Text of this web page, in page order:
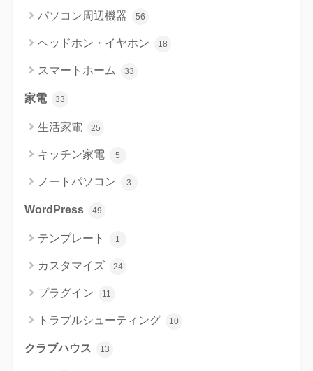
パソコン周辺機器 56
ヘッドホン・イヤホン 18
スマートホーム 33
家電 33
生活家電 25
キッチン家電 5
ノートパソコン 3
WordPress 49
テンプレート 1
カスタマイズ 24
プラグイン 11
トラブルシューティング 10
クラブハウス 13